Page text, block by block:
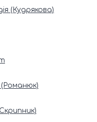
(Кудрякова)